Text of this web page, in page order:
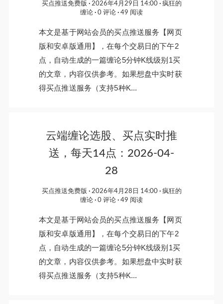
买点推送免费版 2026年4月29日 14:00
疯狂的
缠论
0 评论 49 阅读
本文是基于网站会员的买点推送服务【网页
版和安卓版通用】，在每个交易日的下午2
点，自动生成的一篇缠论5分钟K线级别1买
的文章，内容仅供参考。如果想盘中实时获
得买点推送服务（支持5种K...
云端缠论选股、买点实时推
送，每天14点：2026-04-
28
买点推送免费版 2026年4月28日 14:00
疯狂的
缠论
0 评论 49 阅读
本文是基于网站会员的买点推送服务【网页
版和安卓版通用】，在每个交易日的下午2
点，自动生成的一篇缠论5分钟K线级别1买
的文章，内容仅供参考。如果想盘中实时获
得买点推送服务（支持5种K...